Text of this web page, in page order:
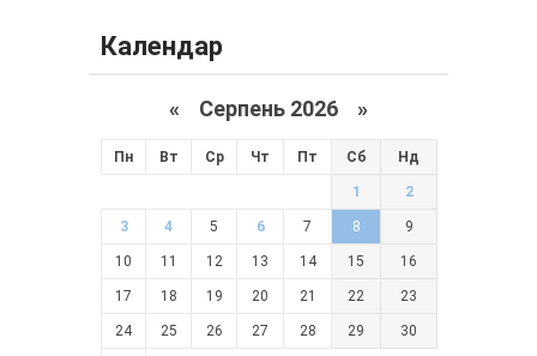
Календар
« Серпень 2026 »
Пн Вт Ср Чт Пт Сб Нд
1 2
3 4 5 6 7 8 9
10 11 12 13 14 15 16
17 18 19 20 21 22 23
24 25 26 27 28 29 30